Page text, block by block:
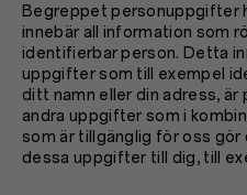
Begreppet personuppgifter
innebär all information som
identifierbar person. Detta
uppgifter som till exempel
ditt namn eller din adress,
andra uppgifter som i
som är tillgänglig för oss
dessa uppgifter till dig, till